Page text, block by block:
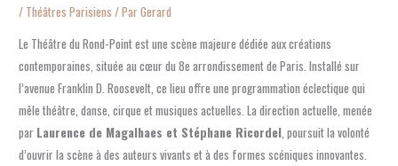
/ Théâtres Parisiens / ParGerard
Le Théâtre du Rond-Point est une scène majeure dédiée aux créations
contemporaines, située au cœur du 8e arrondissement de Paris. Installé sur
l’avenue Franklin D. Roosevelt, ce lieu offre une programmation éclectique qui
mêle théâtre, danse, cirque et musiques actuelles. La direction actuelle, menée
par Laurence de Magalhaes et Stéphane Ricordel , poursuit la volonté
d’ouvrir la scène à des auteurs vivants et à des formes scéniques innovantes.